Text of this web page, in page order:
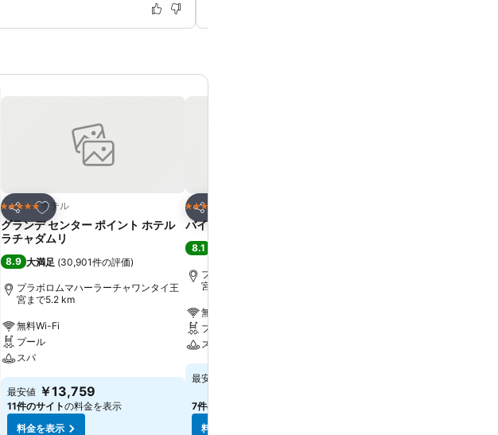
シェア
お気に入りに追加
5 ホテルのランク
ホテル
グランデ センター ポイント ホテル
ラチャダムリ
8.9 大満足 (30,901件の評価)
プラボロムマハーラーチャワンタイ王
宮まで5.2 km
無料Wi-Fi
プール
スパ
最安値 ￥13,759
11件のサイトの料金を表示
料金を表示
シェア
4 ホテルのランク
バイヨーク スカイ ホテル
8.1
プラボロムマハーラーチャワンタイ王
宮まで5.3 km
無料Wi-Fi
プール
スパ
最安値
7件のサイト
料金を表示